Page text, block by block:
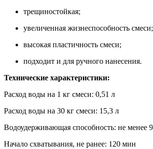
трещиностойкая;
увеличенная жизнеспособность смеси;
высокая пластичность смеси;
подходит и для ручного нанесения.
Технические характеристики:
Расход воды на 1 кг смеси: 0,51 л
Расход воды на 30 кг смеси: 15,3 л
Водоудерживающая способность: не менее
Начало схватывания, не ранее: 120 мин